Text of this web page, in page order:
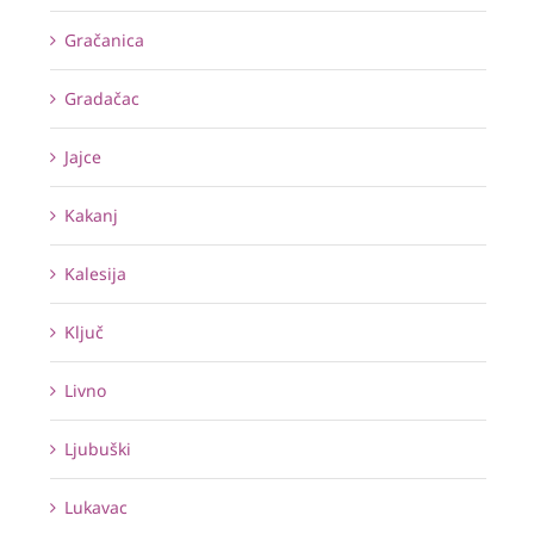
Gračanica
Gradačac
Jajce
Kakanj
Kalesija
Ključ
Livno
Ljubuški
Lukavac